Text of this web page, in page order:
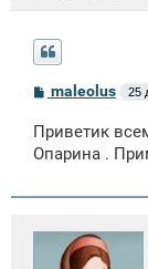
С
о
б
щ
и
maleolus 25
Приветик
Опарина .